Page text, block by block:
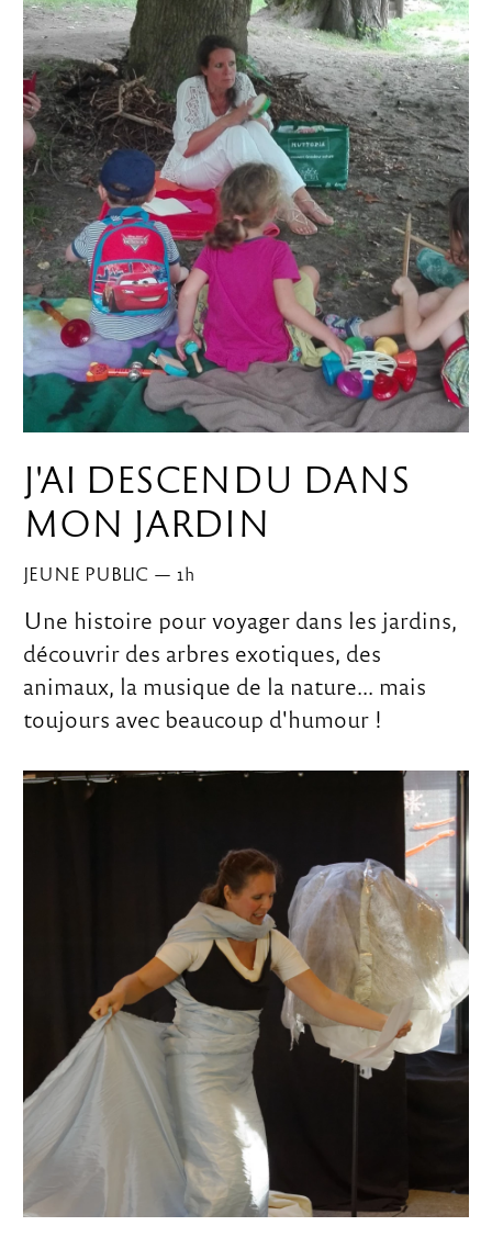
J'AI DESCENDU DANS
MON JARDIN
JEUNE PUBLIC — 1h
Une histoire pour voyager dans les jardins,
découvrir des arbres exotiques, des
animaux, la musique de la nature... mais
toujours avec beaucoup d'humour !